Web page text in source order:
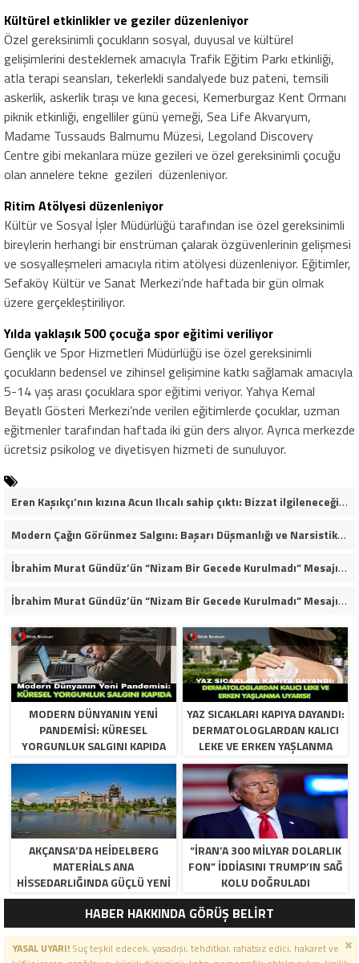
Kültürel etkinlikler ve geziler düzenleniyor
Özel gereksinimli çocukların sosyal, duyusal ve kültürel
gelişimlerini desteklemek amacıyla Trafik Eğitim Parkı etkinliği,
atla terapi seansları, tekerlekli sandalyede buz pateni, temsili
askerlik, askerlik tıraşı ve kına gecesi, Kemerburgaz Kent Ormanı
piknik etkinliği, engelliler günü yemeği, Sea Life Akvaryum,
Madame Tussauds Balmumu Müzesi, Legoland Discovery
Centre gibi mekanlara müze gezileri ve özel gereksinimli çocuğu
olan annelere tekne gezileri düzenleniyor.
Ritim Atölyesi düzenleniyor
Kültür ve Sosyal İşler Müdürlüğü tarafından ise özel gereksinimli
bireylerin herhangi bir enstrüman çalarak özgüvenlerinin gelişmesi
ve sosyalleşmeleri amacıyla ritim atölyesi düzenleniyor. Eğitimler,
Sefaköy Kültür ve Sanat Merkezi’nde haftada bir gün olmak
üzere gerçekleştiriliyor.
Yılda yaklaşık 500 çocuğa spor eğitimi veriliyor
Gençlik ve Spor Hizmetleri Müdürlüğü ise özel gereksinimli
çocukların bedensel ve zihinsel gelişimine katkı sağlamak amacıyla
5-14 yaş arası çocuklara spor eğitimi veriyor. Yahya Kemal
Beyatlı Gösteri Merkezi’nde verilen eğitimlerde çocuklar, uzman
eğitmenler tarafından haftada iki gün ders alıyor. Ayrıca merkezde
ücretsiz psikolog ve diyetisyen hizmeti de sunuluyor.
Eren Kaşıkçı’nın kızına Acun Ilıcalı sahip çıktı: Bizzat ilgileneceğim
Modern Çağın Görünmez Salgını: Başarı Düşmanlığı ve Narsistik Yükseliş
İbrahim Murat Gündüz’ün “Nizam Bir Gecede Kurulmadı” Mesajı Sosyal Medyada Geniş Yankı Uyandırdı
İbrahim Murat Gündüz’ün “Nizam Bir Gecede Kurulmadı” Mesajı Neden Viral Oldu?
MODERN DÜNYANIN YENI
PANDEMISI: KÜRESEL
YORGUNLUK SALGINI KAPIDA
YAZ SICAKLARI KAPIYA DAYANDI:
DERMATOLOGLARDAN KALICI
LEKE VE ERKEN YAŞLANMA
UYARISI!
AKÇANSA’DA HEIDELBERG
MATERIALS ANA
HISSEDARLIĞINDA GÜÇLÜ YENI
DÖNEM BAŞLIYOR
“İRAN’A 300 MILYAR DOLARLIK
FON” IDDIASINI TRUMP’IN SAĞ
KOLU DOĞRULADI
HABER HAKKINDA GÖRÜŞ BELİRT
YASAL UYARI!Suç teşkil edecek, yasadışı, tehditkar, rahatsız edici, hakaret ve